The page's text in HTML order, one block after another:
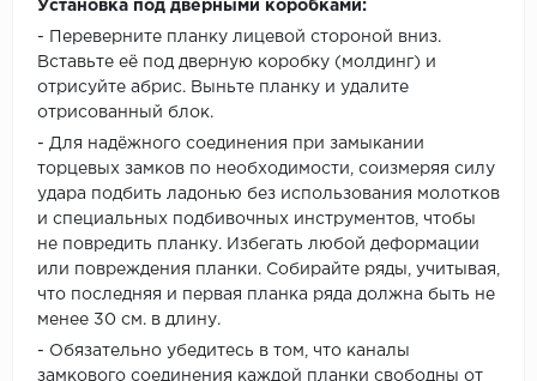
Установка под дверными коробками:
- Переверните планку лицевой стороной вниз.
Вставьте её под дверную коробку (молдинг) и
отрисуйте абрис. Выньте планку и удалите
отрисованный блок.
- Для надёжного соединения при замыкании
торцевых замков по необходимости, соизмеряя силу
удара подбить ладонью без использования молотков
и специальных подбивочных инструментов, чтобы
не повредить планку. Избегать любой деформации
или повреждения планки. Собирайте ряды, учитывая,
что последняя и первая планка ряда должна быть не
менее 30 см. в длину.
- Обязательно убедитесь в том, что каналы
замкового соединения каждой планки свободны от